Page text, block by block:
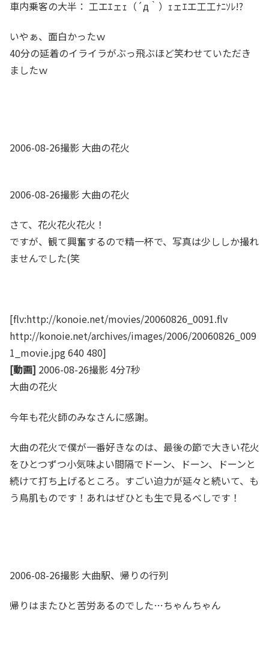
車内乗客の大半： 工エｴェｪ（´д｀）ｪェｴエ工工ﾅﾆｿﾚ!?
いやぁ、面白かったｗ
40分の延着のイライラがぶっ飛ぶほど笑わせていただき
ましたｗ
2006-08-26撮影 大曲の花火
2006-08-26撮影 大曲の花火
さて、花火花火花火！
ですが、観て興奮するので精一杯で、写真は少ししか撮れ
ませんでした(笑
[flv:http://konoie.net/movies/20060826_0091.flv
http://konoie.net/archives/images/2006/20060826_009
1_movie.jpg 640 480]
[動画] 2006-08-26撮影 4分7秒
大曲の花火
今年も花火師のみなさんに感謝。
大曲の花火で僕が一番好きなのは、最後の節で大きい花火
をひとつずつ小気味よい間隔でドーン、ドーン、ドーンと
続けて打ち上げるところ。すごい迫力が延々と続いて、も
う鳥肌ものです！あれはぜひとも生で見るべしです！
2006-08-26撮影 大曲駅、帰りの行列
帰りはまたひと苦労あるのでした…ちゃんちゃん